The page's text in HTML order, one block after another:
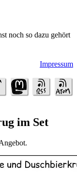
noch so dazu gehört
Impressum
im Set